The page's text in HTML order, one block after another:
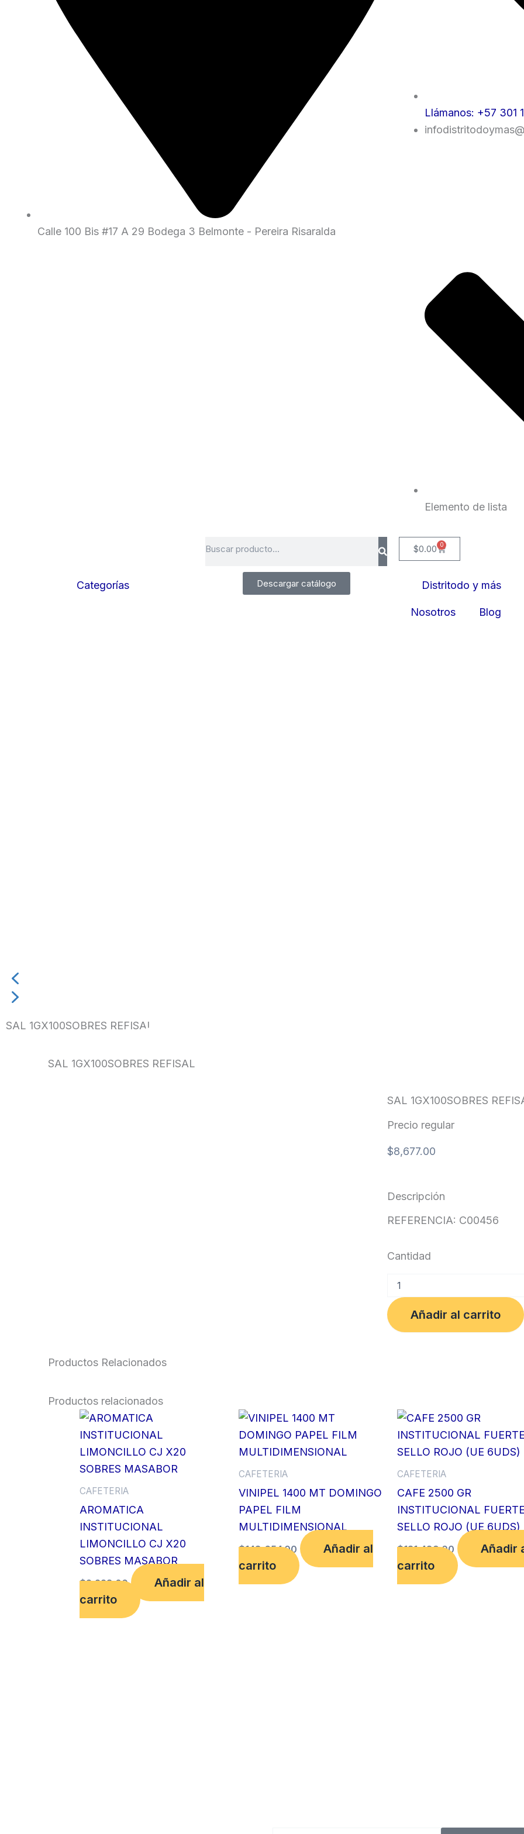
Calle 100 Bis #17 A 29 Bodega 3 Belmonte - Pereira Risaralda
Llámanos: +57 301
Elemento de lista
$0.00 0
Cart
Categorías Descargar catálogo Distritodo y más
Nosotros Blog
SAL 1GX100SOBRES REFISAL
SAL 1GX100SOBRES REFISAL
SAL 1GX100SOBRES
Precio regular
$8,677.00
Descripción
REFERENCIA: C00456
Cantidad
1GX100SOBRES
REFISAL
cantidadAñadir al carrito
Productos Relacionados
Productos relacionados
CAFETERIA
AROMATICA
INSTITUCIONAL
LIMONCILLO CJ X20
SOBRES MASABOR
$2,228.00
Añadir al
carrito
CAFETERIA
VINIPEL 1400 MT DOMINGO
PAPEL FILM
MULTIDIMENSIONAL
$148,654.00
Añadir al
carrito
CAFETERIA
CAFE 2500 GR
INSTITUCIONAL
SELLO ROJO (UE 6UDS)
$131,489.00
Añadir
carrito